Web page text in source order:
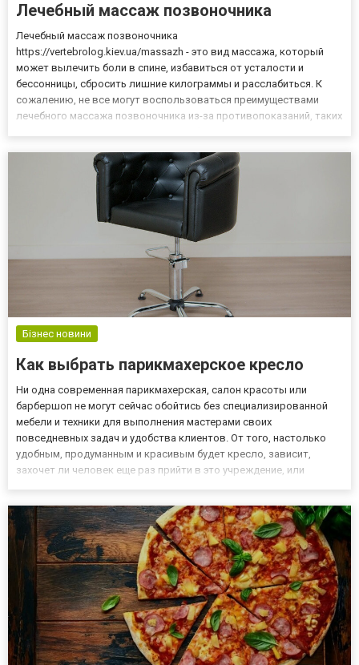
Лечебный массаж позвоночника
Лечебный массаж позвоночника
https://vertebrolog.kiev.ua/massazh - это вид массажа, который
может вылечить боли в спине, избавиться от усталости и
бессонницы, сбросить лишние килограммы и расслабиться. К
сожалению, не все могут воспользоваться преимуществами
лечебного массажа позвоночника из-за противопоказаний, таких
должен выполняться квалифицирова...
Бізнес новини
Как выбрать парикмахерское кресло
Ни одна современная парикмахерская, салон красоты или
барбершоп не могут сейчас обойтись без специализированной
мебели и техники для выполнения мастерами своих
повседневных задач и удобства клиентов. От того, настолько
удобным, продуманным и красивым будет кресло, зависит,
захочет ли человек еще раз прийти в это учреждение, или
о закупке не...